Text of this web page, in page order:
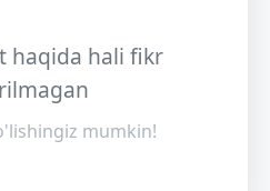
haqida hali fikr
mumkin!